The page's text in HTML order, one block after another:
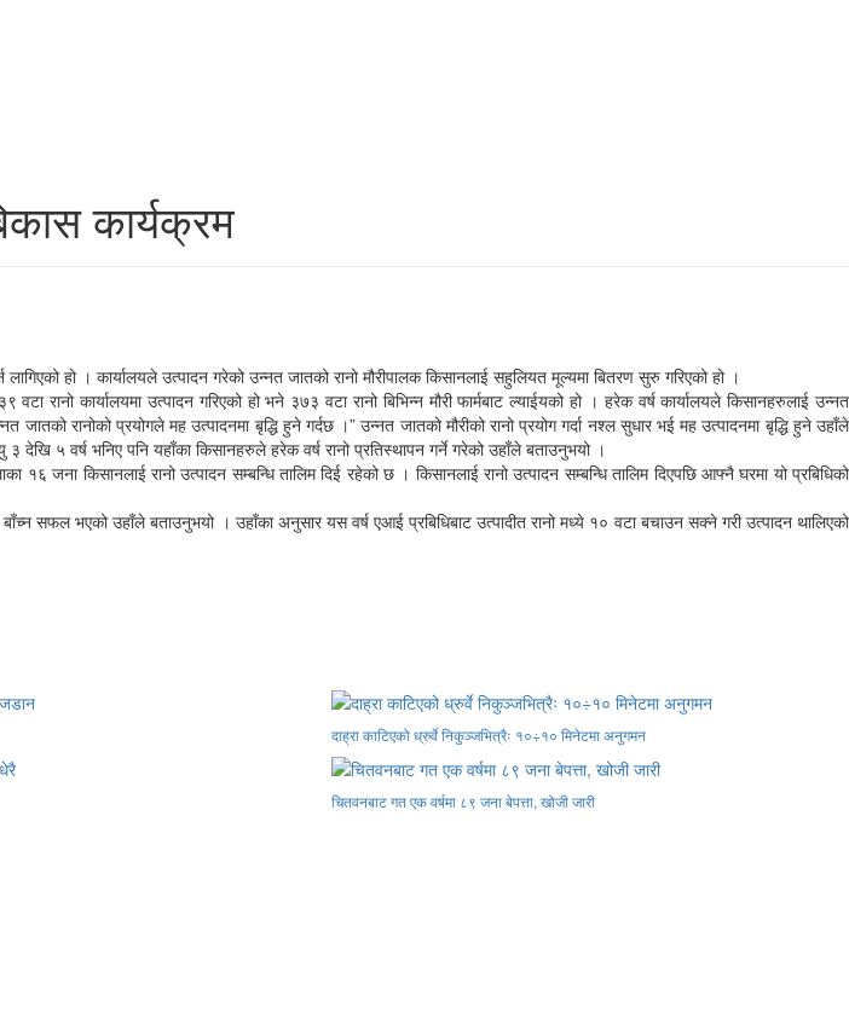
कार्यक्रम
हो । कार्यालयले उत्पादन गरेको उन्नत जातको रानो मौरीपालक किसानलाई सहुलियत मूल्यमा बितरण सुरु गरिएको हो ।
कार्यालयमा उत्पादन गरिएको हो भने ३७३ वटा रानो बिभिन्न मौरी फार्मबाट ल्याईयको हो । हरेक वर्ष कार्यालयले किसानहरुलाई उन्नत
रानोको प्रयोगले मह उत्पादनमा बृद्धि हुने गर्दछ ।” उन्नत जातको मौरीको रानो प्रयोग गर्दा नश्ल सुधार भई मह उत्पादनमा बृद्धि हुने उहाँले
देखि ५ वर्ष भनिए पनि यहाँका किसानहरुले हरेक वर्ष रानो प्रतिस्थापन गर्ने गरेको उहाँले बताउनुभयो ।
जना किसानलाई रानो उत्पादन सम्बन्धि तालिम दिई रहेको छ । किसानलाई रानो उत्पादन सम्बन्धि तालिम दिएपछि आफ्नै घरमा यो प्रबिधिको
सफल भएको उहाँले बताउनुभयो । उहाँका अनुसार यस वर्ष एआई प्रबिधिबाट उत्पादीत रानो मध्ये १० वटा बचाउन सक्ने गरी उत्पादन थालिएको
दाह्रा काटिएको ध्रुर्वे निकुञ्जभित्रैः १०÷१० मिनेटमा अनुगमन
चितवनबाट गत एक वर्षमा ८९ जना बेपत्ता, खोजी जारी